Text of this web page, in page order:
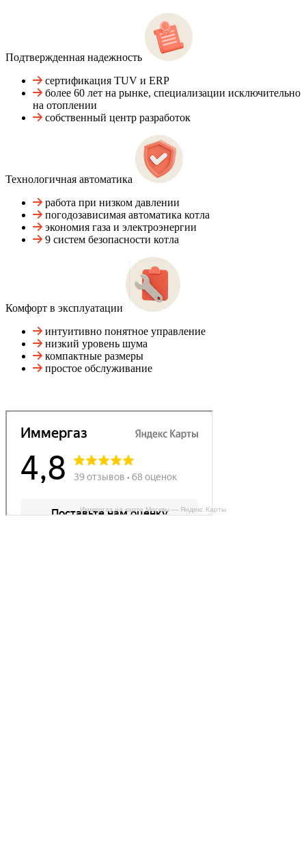
Подтвержденная надежность
сертификация TUV и ERP
более 60 лет на рынке, специализации исключительно
на отоплении
собственный центр разработок
Технологичная автоматика
работа при низком давлении
погодозависимая автоматика котла
экономия газа и электроэнергии
9 систем безопасности котла
Комфорт в эксплуатации
интуитивно понятное управление
низкий уровень шума
компактные размеры
простое обслуживание
Иммергаз на карте Москвы — Яндекс Карты